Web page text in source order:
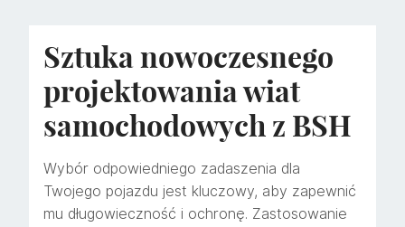
Sztuka nowoczesnego
projektowania wiat
samochodowych z BSH
Wybór odpowiedniego zadaszenia dla
Twojego pojazdu jest kluczowy, aby zapewnić
mu długowieczność i ochronę. Zastosowanie